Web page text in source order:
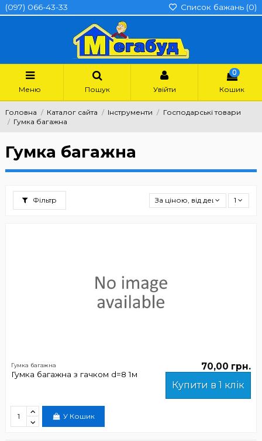
(097) 066-43-33 Список бажань (0)
Меню Пошук Увійти
0
Кошик
Головна Каталог сайта Інструменти
Господарські товари
Гумка багажна
Гумка багажна
Фільтр За ціною, від дешевших
1
Гумка багажна
Гумка багажна з гачком d=8 1м
70,00 грн.
Купити в 1 клік
У Кошик